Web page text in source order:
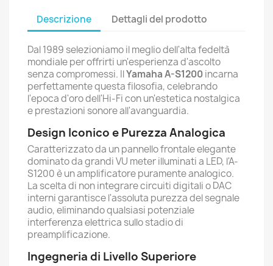
Descrizione Dettagli del prodotto
Dal 1989 selezioniamo il meglio dell'alta fedeltà
mondiale per offrirti un'esperienza d'ascolto
senza compromessi. IlYamaha A-S1200incarna
perfettamente questa filosofia, celebrando
l'epoca d'oro dell'Hi-Fi con un'estetica nostalgica
e prestazioni sonore all'avanguardia.
Design Iconico e Purezza Analogica
Caratterizzato da un pannello frontale elegante
dominato da grandi VU meter illuminati a LED, l'A-
S1200 è un amplificatore puramente analogico.
La scelta di non integrare circuiti digitali o DAC
interni garantisce l'assoluta purezza del segnale
audio, eliminando qualsiasi potenziale
interferenza elettrica sullo stadio di
preamplificazione.
Ingegneria di Livello Superiore